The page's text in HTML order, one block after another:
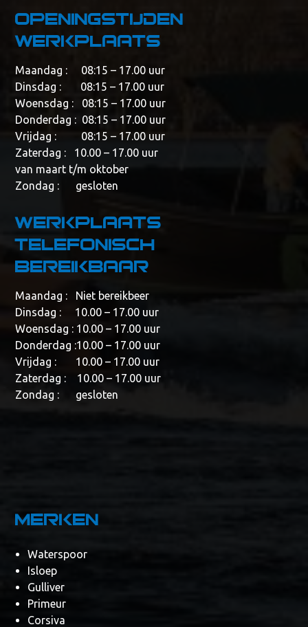
Openingstijden
werkplaats
Maandag : 08:15 – 17.00 uur
Dinsdag : 08:15 – 17.00 uur
Woensdag : 08:15 – 17.00 uur
Donderdag : 08:15 – 17.00 uur
Vrijdag : 08:15 – 17.00 uur
Zaterdag : 10.00 – 17.00 uur
van maart t/m oktober
Zondag : gesloten
Werkplaats
telefonisch
bereikbaar
Maandag : Niet bereikbeer
Dinsdag : 10.00 – 17.00 uur
Woensdag : 10.00 – 17.00 uur
Donderdag :10.00 – 17.00 uur
Vrijdag : 10.00 – 17.00 uur
Zaterdag : 10.00 – 17.00 uur
Zondag : gesloten
Merken
Waterspoor
Isloep
Gulliver
Primeur
Corsiva